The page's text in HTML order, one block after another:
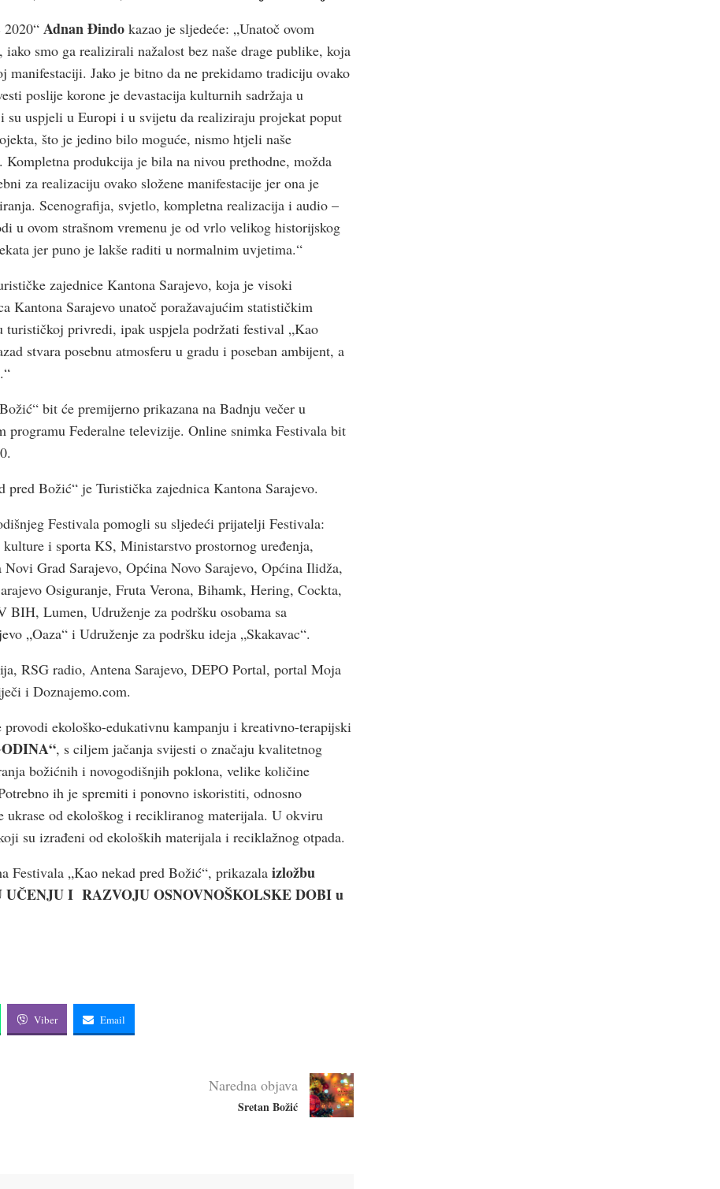
Adnan Đindo kazao je sljedeće: „Unatoč ovom
smo ga realizirali nažalost bez naše drage publike, koja
Jako je bitno da ne prekidamo tradiciju ovako
poslije korone je devastacija kulturnih sadržaja u
uspjeli u Europi i u svijetu da realiziraju projekat poput
što je jedino bilo moguće, nismo htjeli naše
produkcija je bila na nivou prethodne, možda
za realizaciju ovako složene manifestacije jer ona je
Scenografija, svjetlo, kompletna realizacija i audio –
u ovom strašnom vremenu je od vrlo velikog historijskog
jer puno je lakše raditi u normalnim uvjetima.“
zajednice Kantona Sarajevo, koja je visoki
Kantona Sarajevo unatoč poražavajućim statističkim
privredi, ipak uspjela podržati festival „Kao
stvara posebnu atmosferu u gradu i poseban ambijent, a
bit će premijerno prikazana na Badnju večer u
Federalne televizije. Online snimka Festivala bit
Božić“ je Turistička zajednica Kantona Sarajevo.
Festivala pomogli su sljedeći prijatelji Festivala:
i sporta KS, Ministarstvo prostornog uređenja,
Grad Sarajevo, Općina Novo Sarajevo, Općina Ilidža,
Osiguranje, Fruta Verona, Bihamk, Hering, Cockta,
Lumen, Udruženje za podršku osobama sa
„Oaza“ i Udruženje za podršku ideja „Skakavac“.
RSG radio, Antena Sarajevo, DEPO Portal, portal Moja
i Doznajemo.com.
ekološko-edukativnu kampanju i kreativno-terapijski
, s ciljem jačanja svijesti o značaju kvalitetnog
božićnih i novogodišnjih poklona, velike količine
ih je spremiti i ponovno iskoristiti, odnosno
od ekološkog i recikliranog materijala. U okviru
su izrađeni od ekoloških materijala i reciklažnog otpada.
Festivala „Kao nekad pred Božić“, prikazala izložbu
I RAZVOJU OSNOVNOŠKOLSKE DOBI u
Viber Email
Naredna objava
Sretan Božić